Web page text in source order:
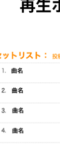
スト情報の正確性は
、こちらよりご連絡を
ージワンが運営する